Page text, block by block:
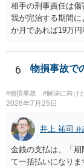
相手の刑事責任は
我が完治する期間
か月であれば19万
上がるかと思いま
6 物損事故で
#物損事故 #解決に向け
2026年7月25日
井上 祐司 弁
金銭の支払は、「
て一括払いになり